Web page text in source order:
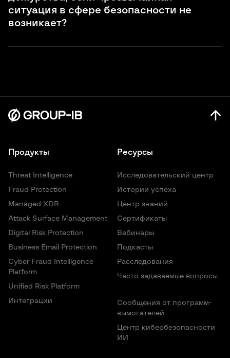
была вынуждена действовать спонтанно в стрессовой
ситуации.
ситуация в сфере безопасности не
возникает?
Ресурсы
Исследовательский центр
Истории успеха
Центр знаний
Сертификаты
Вебинары
Подкасты
Расследования
Часто задаваемые вопросы
Сообщения от программ-
вымогателей
Центр кибербезопасности
ИИ
Продукты
Threat Intelligence
Fraud Protection
Managed XDR
Attack Surface Management
Digital Risk Protection
Business Email Protection
Cyber Fraud Intelligence
Platform
Unified Risk Platform
Интеграции